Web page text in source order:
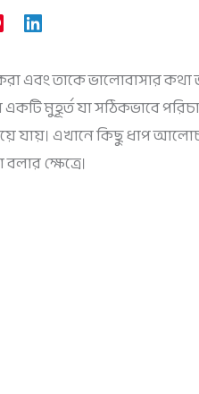
এবং তাকে ভালোবাসার কথা
একটি মুহূর্ত যা সঠিকভাবে
যায়। এখানে কিছু ধাপ
ক্ষেত্রে।